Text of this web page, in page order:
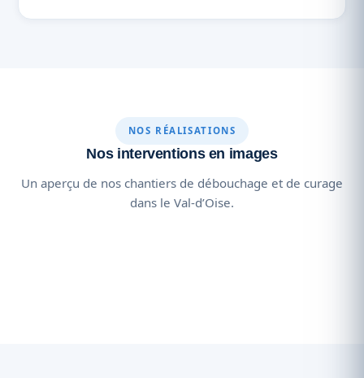
NOS RÉALISATIONS
Nos interventions en images
Un aperçu de nos chantiers de débouchage et de curage
dans le Val-d’Oise.